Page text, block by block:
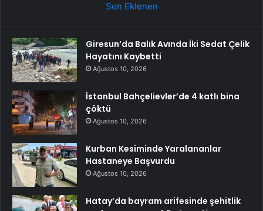
Son Eklenen
Giresun’da Balık Avında İki Sedat Çelik
Hayatını Kaybetti
Ağustos 10, 2026
İstanbul Bahçelievler’de 4 katlı bina
çöktü
Ağustos 10, 2026
Kurban Kesiminde Yaralananlar
Hastaneye Başvurdu
Ağustos 10, 2026
Hatay’da bayram arifesinde şehitlik